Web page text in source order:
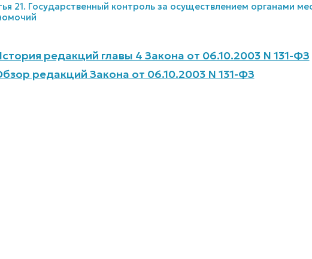
21. Государственный контроль за осуществлением органами
редакций главы 4 Закона от 06.10.2003 N 131-ФЗ
редакций Закона от 06.10.2003 N 131-ФЗ